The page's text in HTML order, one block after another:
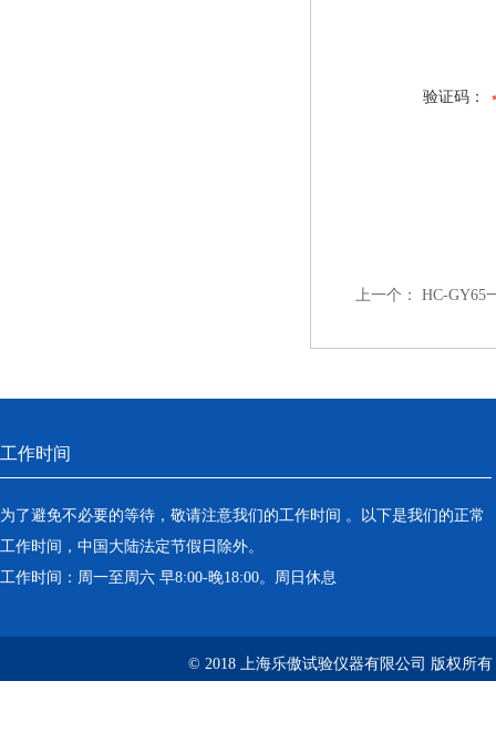
验证码：
上一个： HC-GY65
工作时间
为了避免不必要的等待，敬请注意我们的工作时间 。以下是我们的正常
工作时间，中国大陆法定节假日除外。
工作时间：周一至周六 早8:00-晚18:00。周日休息
© 2018 上海乐傲试验仪器有限公司 版权所